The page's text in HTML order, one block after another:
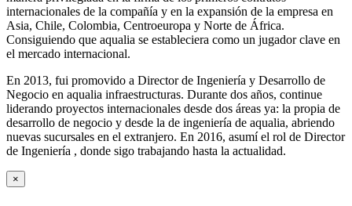
internacionales de la compañía y en la expansión de la empresa en
Asia, Chile, Colombia, Centroeuropa y Norte de África.
Consiguiendo que aqualia se estableciera como un jugador clave en
el mercado internacional.
En 2013, fui promovido a Director de Ingeniería y Desarrollo de
Negocio en aqualia infraestructuras. Durante dos años, continue
liderando proyectos internacionales desde dos áreas ya: la propia de
desarrollo de negocio y desde la de ingeniería de aqualia, abriendo
nuevas sucursales en el extranjero. En 2016, asumí el rol de Director
de Ingeniería , donde sigo trabajando hasta la actualidad.
×